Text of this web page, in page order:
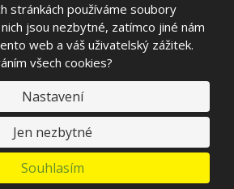
stránkách používáme soubory
jsou nezbytné, zatímco jiné nám
web a váš uživatelský zážitek.
všech cookies?
Nastavení
Jen nezbytné
Souhlasím
VYROBILA
Á
.